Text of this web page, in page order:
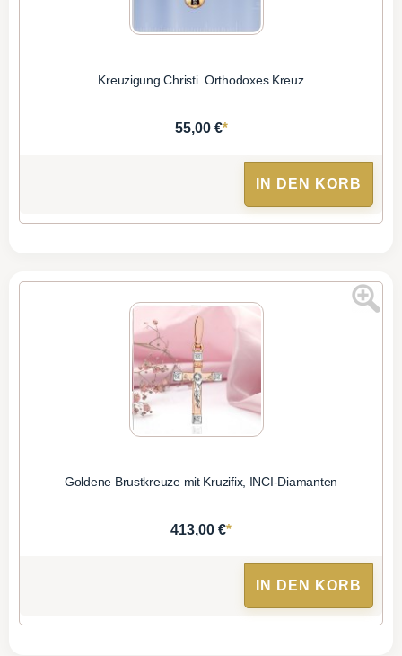
Kreuzigung Christi. Orthodoxes Kreuz
55,00 €*
IN DEN KORB
Goldene Brustkreuze mit Kruzifix, INCI-Diamanten
413,00 €*
IN DEN KORB